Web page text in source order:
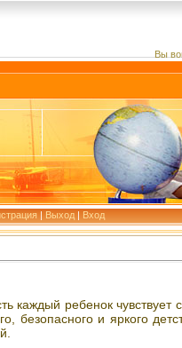
Вы
| Выход | Вход
каждый ребенок
безопасного и яркого